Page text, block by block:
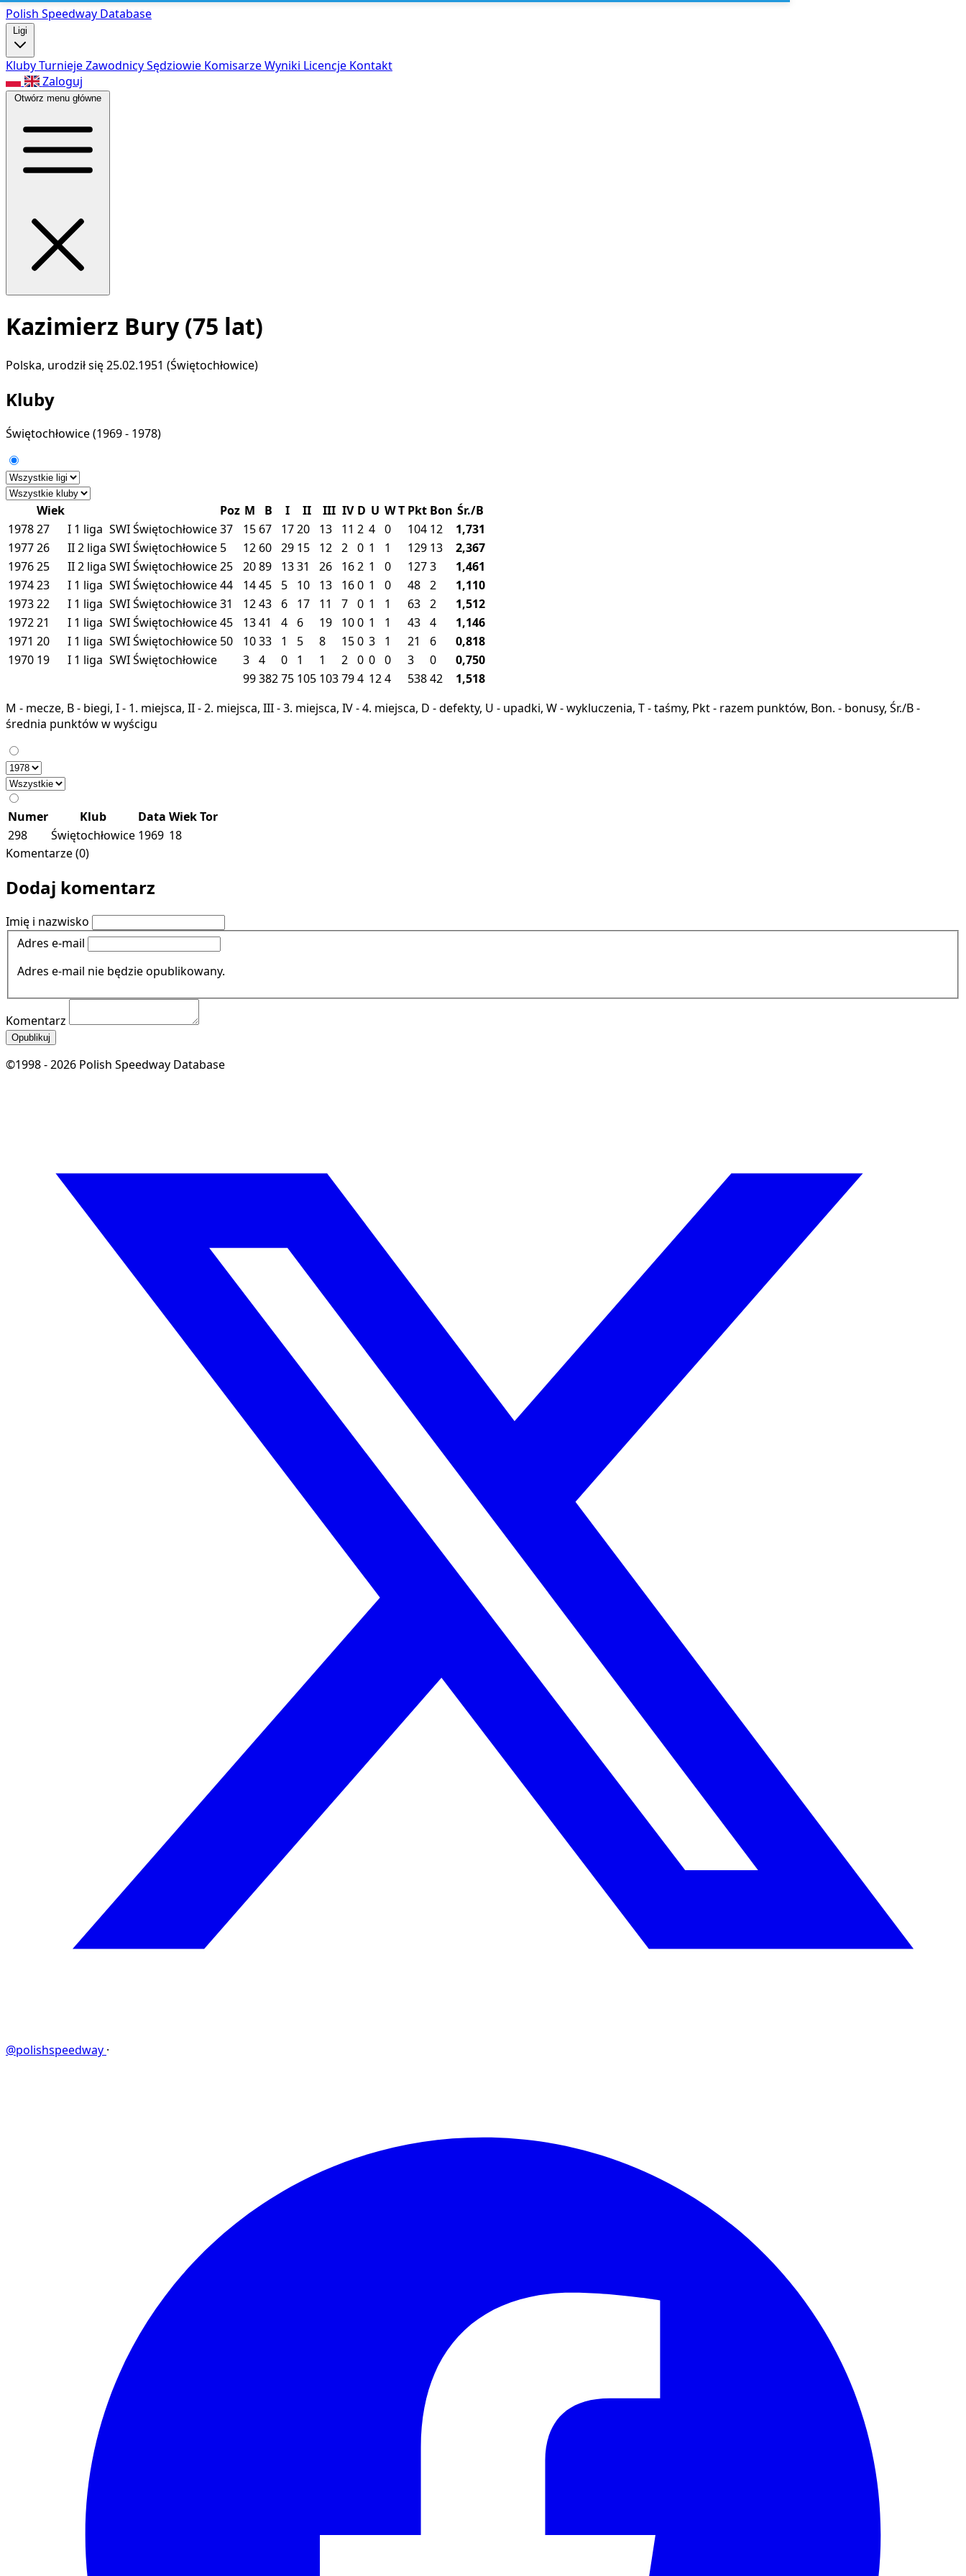
Polish Speedway Database
Ligi
KlubyTurniejeZawodnicySędziowie KomisarzeWyniki Licencje Kontakt
Zaloguj
Otwórz menu główne
Kazimierz Bury (75 lat)
Polska, urodził się 25.02.1951 (Świętochłowice)
Kluby
Świętochłowice(1969 - 1978)
Wiek Poz M B I II III IV D U WT Pkt Bon Śr./B
197827 I 1 liga SWIŚwiętochłowice37 15 67 1720 13 11 2 4 0 104 12
1,731
197726 II2 liga SWIŚwiętochłowice 5 12 60 29 15 12 2 0 1 1 129 13
2,367
197625 II2 liga SWIŚwiętochłowice25 2089 1331 26 162 1 0 1273
1,461
197423 I 1 liga SWIŚwiętochłowice44 1445 5 10 13 160 1 0 48 2
1,110
197322 I 1 liga SWIŚwiętochłowice31 1243 6 17 11 7 0 1 1 63 2
1,512
197221 I 1 liga SWIŚwiętochłowice45 1341 4 6 19 100 1 1 43 4
1,146
1971 20 I 1 liga SWIŚwiętochłowice 50 1033 1 5 8 150 3 1 21 6
0,818
1970 19 I 1 liga SWIŚwiętochłowice 3 4 0 1 1 2 0 0 0 3 0
0,750
9938275 105 103794 124 53842
1,518
M - mecze, B - biegi, I - 1. miejsca, II - 2. miejsca, III - 3. miejsca, IV - 4. miejsca, D - defekty, U - upadki, W - wykluczenia, T - taśmy, Pkt - razem punktów, Bon. - bonusy, Śr./B -
średnia punktów w wyścigu
Numer Klub Data WiekTor
298
Świętochłowice 1969 18
Komentarze (0)
Dodaj komentarz
Imię i nazwisko
Adres e-mail
Adres e-mail nie będzie opublikowany.
Komentarz
Opublikuj
©1998 - 2026 Polish Speedway Database
@polishspeedway ·